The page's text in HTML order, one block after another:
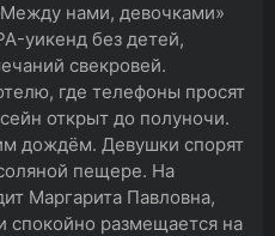
нами, девочками»
уикенд без детей,
свекровей.
где телефоны просят
открыт до полуночи.
дождём. Девушки спорят
пещере. На
Маргарита Павловна,
спокойно размещается на